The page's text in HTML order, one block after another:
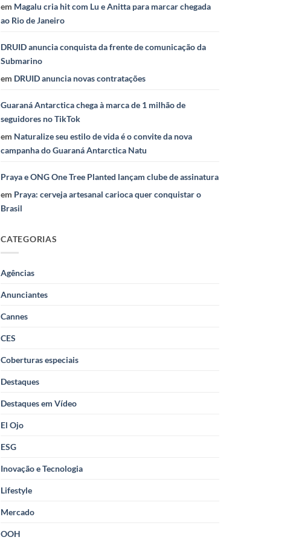
em Magalu cria hit com Lu e Anitta para marcar chegada
ao Rio de Janeiro
DRUID anuncia conquista da frente de comunicação da
Submarino
em DRUID anuncia novas contratações
Guaraná Antarctica chega à marca de 1 milhão de
seguidores no TikTok
em Naturalize seu estilo de vida é o convite da nova
campanha do Guaraná Antarctica Natu
Praya e ONG One Tree Planted lançam clube de assinatura
em Praya: cerveja artesanal carioca quer conquistar o
Brasil
CATEGORIAS
Agências
Anunciantes
Cannes
CES
Coberturas especiais
Destaques
Destaques em Vídeo
El Ojo
ESG
Inovação e Tecnologia
Lifestyle
Mercado
OOH